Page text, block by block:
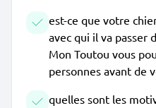
est-ce que votre
avec qui il va passer
Mon Toutou vous
personnes avant de
quelles sont les